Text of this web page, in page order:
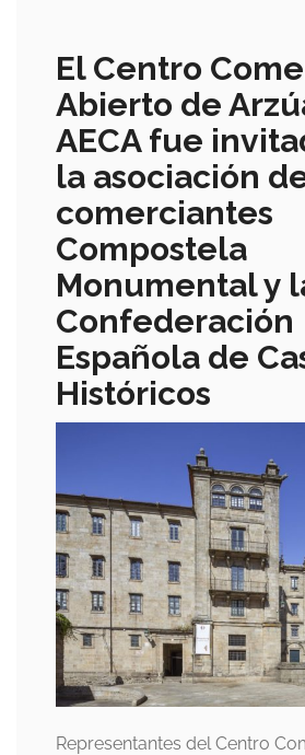
El Centro
Abierto de
AECA fue
la asociación
comerciantes
Compostela
Monumental y
Confederación
Española de
Históricos
Representantes del Centro